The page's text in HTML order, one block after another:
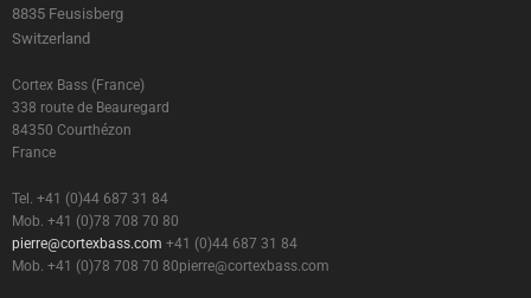
8835 Feusisberg
Switzerland
Cortex Bass (France)
338 route de Beauregard
84350 Courthézon
France
Tel. +41 (0)44 687 31 84
Mob. +41 (0)78 708 70 80
pierre@cortexbass.com +41 (0)44 687 31 84
Mob. +41 (0)78 708 70 80pierre@cortexbass.com